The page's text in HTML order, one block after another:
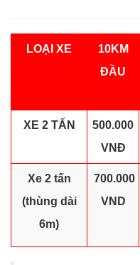
LOẠI XE
10KM
ĐẦU
XE 2 TẤN
500.000
VNĐ
Xe 2 tấn
(thùng dài
6m)
700.000
VND